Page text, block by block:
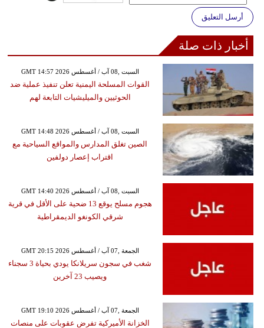
أرسل التعليق
أخبار ذات صلة
GMT 14:57 2026 السبت ,08 آب / أغسطس
القوات المسلحة اليمنية تعلن تنفيذ عملية ضد
الحوثيين والميليشيات التابعة لهم
GMT 14:48 2026 السبت ,08 آب / أغسطس
الصين تغلق المدارس والمواقع السياحية مع
اقتراب إعصار دولفين
GMT 14:40 2026 السبت ,08 آب / أغسطس
هجوم مسلح يوقع 13 ضحية على الأقل في قرية
شرقي الكونغو الديمقراطية
GMT 20:15 2026 الجمعة ,07 آب / أغسطس
شغب في سجون سريلانكا يودي بحياة 3 سجناء
ويصيب 23 آخرين
GMT 19:10 2026 الجمعة ,07 آب / أغسطس
الخزانة الأميركية تفرض عقوبات على منصات